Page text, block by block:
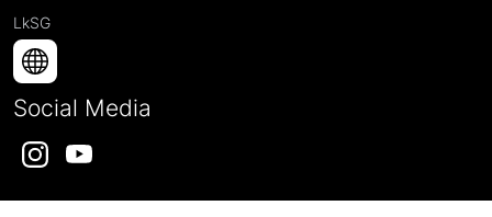
LkSG
Social Media
InstagramYouTube